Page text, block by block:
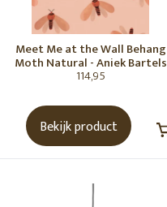
Meet Me at the Wall Behang
Moth Natural - Aniek Bartels
114,95
Bekijk product